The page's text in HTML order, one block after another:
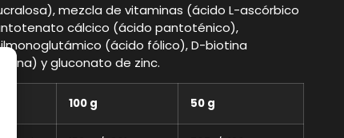
mezcla de vitaminas (ácido L-ascórbico
cálcico (ácido pantoténico),
(ácido fólico), D-biotina
y gluconato de zinc.
100 g 50 g